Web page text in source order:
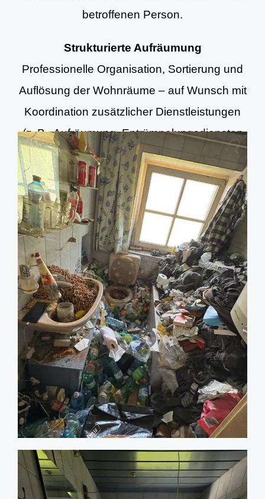
betroffenen Person.
Strukturierte Aufräumung
Professionelle Organisation, Sortierung und
Auflösung der Wohnräume – auf Wunsch mit
Koordination zusätzlicher Dienstleistungen
(z. B. Aufräumung, Entrümpelungsdiensten
und Grundreinigung).